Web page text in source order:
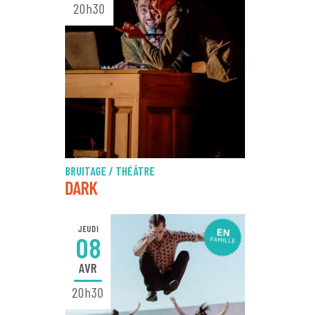
20h30
BRUITAGE / THÉÂTRE
DARK
JEUDI
08
AVR
20h30